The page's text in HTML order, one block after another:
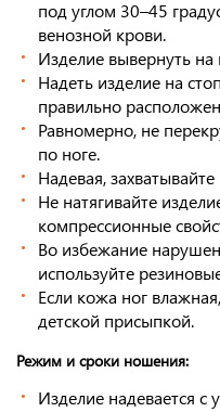
под углом 30–45
венозной крови.
Изделие вывернуть
Надеть изделие на
правильно
Равномерно, не
по ноге.
Надевая,
Не натягивайте
компрессионные
Во избежание
используйте
Если кожа ног
детской присыпкой.
Режим и сроки ношения:
Изделие надевается с